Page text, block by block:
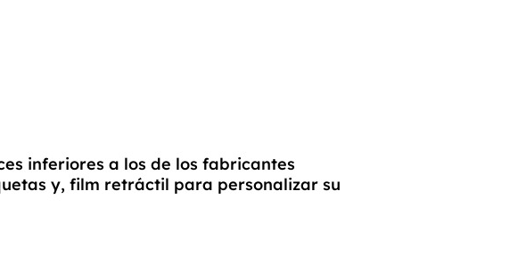
inferiores a los de los fabricantes
y, film retráctil para personalizar su